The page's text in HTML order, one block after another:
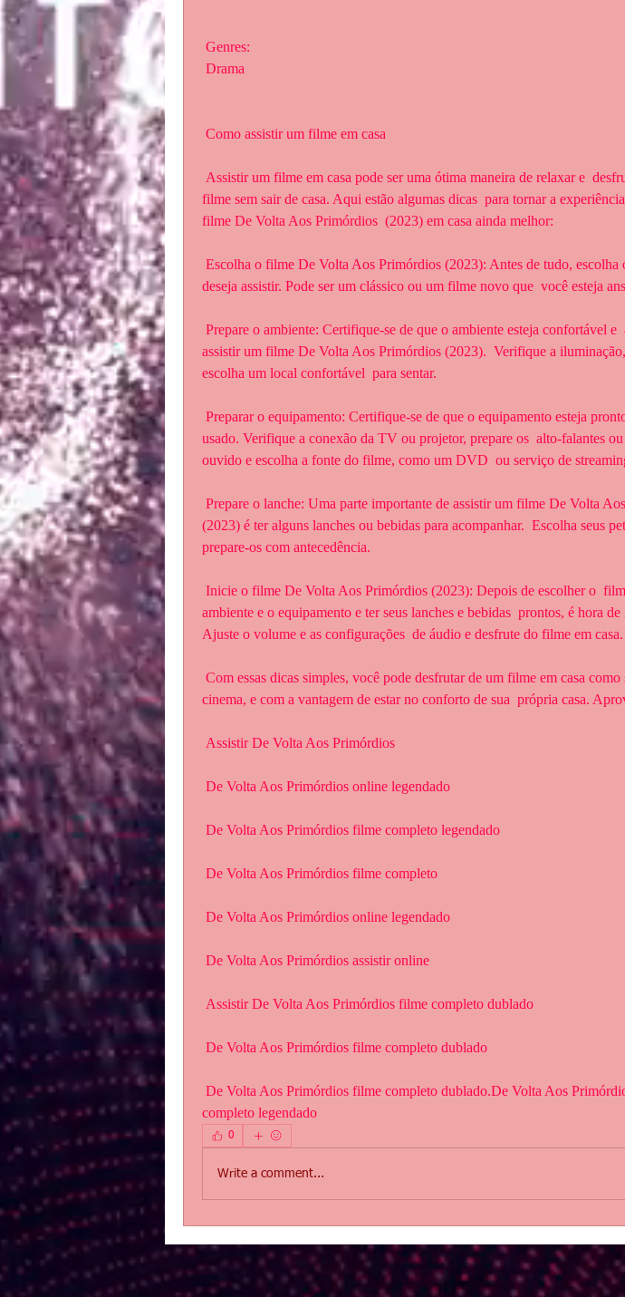
Genres:
Drama
Como assistir um filme em casa
filme sem sair de casa. Aqui estão algumas dicas  para tornar a
filme De Volta Aos Primórdios  (2023) em casa ainda melhor:
deseja assistir. Pode ser um clássico ou um filme novo que  você esteja
assistir um filme De Volta Aos Primórdios (2023).  Verifique a
escolha um local confortável  para sentar.
usado. Verifique a conexão da TV ou projetor, prepare os  alto-falantes
ouvido e escolha a fonte do filme, como um DVD  ou serviço de
(2023) é ter alguns lanches ou bebidas para acompanhar.  Escolha seus
prepare-os com antecedência.
ambiente e o equipamento e ter seus lanches e bebidas  prontos, é hora
Ajuste o volume e as configurações  de áudio e desfrute do filme em casa.
cinema, e com a vantagem de estar no conforto de sua  própria casa.
Assistir De Volta Aos Primórdios
De Volta Aos Primórdios online legendado
De Volta Aos Primórdios filme completo legendado
De Volta Aos Primórdios filme completo
De Volta Aos Primórdios online legendado
De Volta Aos Primórdios assistir online
Assistir De Volta Aos Primórdios filme completo dublado
De Volta Aos Primórdios filme completo dublado
completo legendado
0
Write a comment...